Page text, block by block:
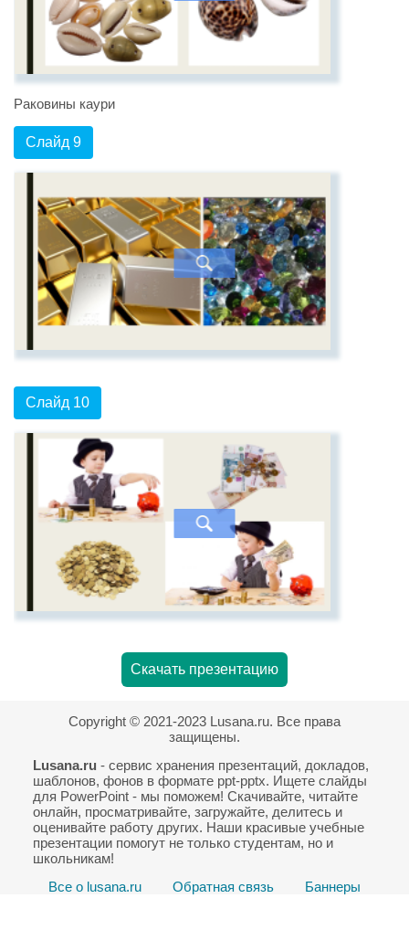
Раковины каури
Слайд 9
Слайд 10
Скачать презентацию
Copyright © 2021-2023 Lusana.ru. Все права
защищены.
Lusana.ru - сервис хранения презентаций, докладов,
шаблонов, фонов в формате ppt-pptx. Ищете слайды
для PowerPoint - мы поможем! Скачивайте, читайте
онлайн, просматривайте, загружайте, делитесь и
оценивайте работу других. Наши красивые учебные
презентации помогут не только студентам, но и
школьникам!
Все о lusana.ru
Обратная связь Баннеры